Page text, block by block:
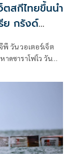
ตสกีไทยขึ้นนำ
ย กรังด์
พี วัน วอเตอร์เจ็ต
าดซาราโฟโว วันที่
ใจ“น้องพาย” ล้าง